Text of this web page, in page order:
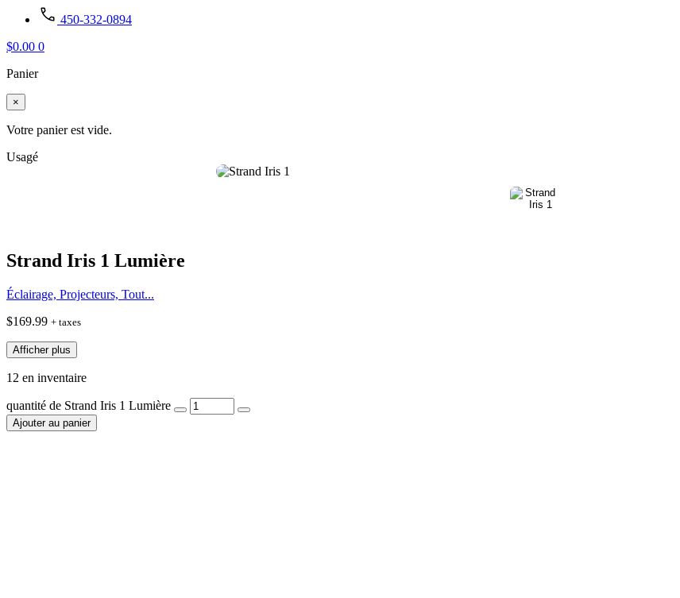
450-332-0894
$0.00 0
Panier
×
Votre panier est vide.
Usagé
Strand Iris 1 Lumière
Éclairage, Projecteurs, Tout...
$169.99 + taxes
Afficher plus
12 en inventaire
quantité de Strand Iris 1 Lumière
Ajouter au panier